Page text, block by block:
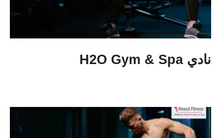
نادي H2O Gym & Spa